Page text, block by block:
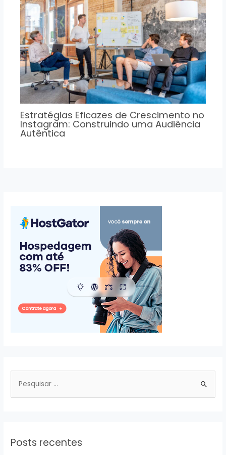
Estratégias Eficazes de Crescimento no
Instagram: Construindo uma Audiência
Autêntica
iPosts recentes